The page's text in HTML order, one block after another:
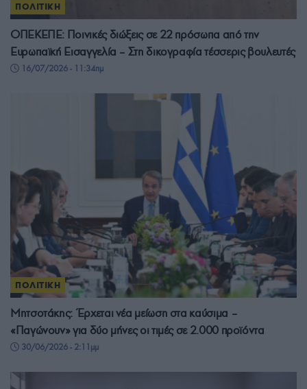
ΠΟΛΙΤΙΚΗ
ΟΠΕΚΕΠΕ: Ποινικές διώξεις σε 22 πρόσωπα από την
Ευρωπαϊκή Εισαγγελία – Στη δικογραφία τέσσερις βουλευτές
16/07/2026 - 11:34πμ
ΠΟΛΙΤΙΚΗ
Μητσοτάκης: Έρχεται νέα μείωση στα καύσιμα –
«Παγώνουν» για δύο μήνες οι τιμές σε 2.000 προϊόντα
30/06/2026 - 2:11μμ